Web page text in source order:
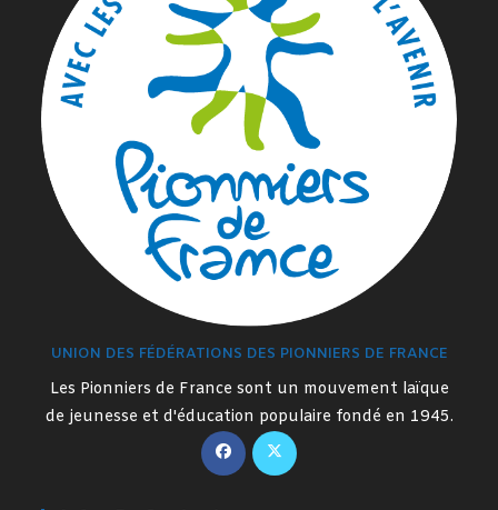
UNION DES FÉDÉRATIONS DES PIONNIERS DE FRANCE
Les Pionniers de France sont un mouvement laïque
de jeunesse et d'éducation populaire fondé en 1945.
S’ouvre
dans
S’ouvre